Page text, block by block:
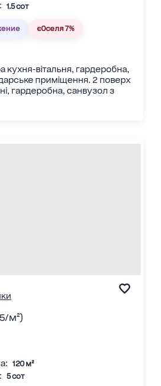
1.5 сот
єОселя 7%
кухня-вітальня, гардеробна,
приміщення. 2 поверх
гардеробна, санвузол з
м²)
120 м²
5 сот